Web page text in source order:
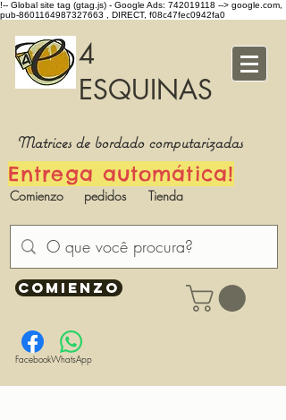
!-- Global site tag (gtag.js) - Google Ads: 742019118 --> google.com,
pub-8601164987327663 , DIRECT, f08c47fec0942fa0
4
ESQUINAS
Matrices de bordado computarizadas
Entrega automática!
Comienzo pedidos Tienda
COMIENZO
FacebookWhatsApp